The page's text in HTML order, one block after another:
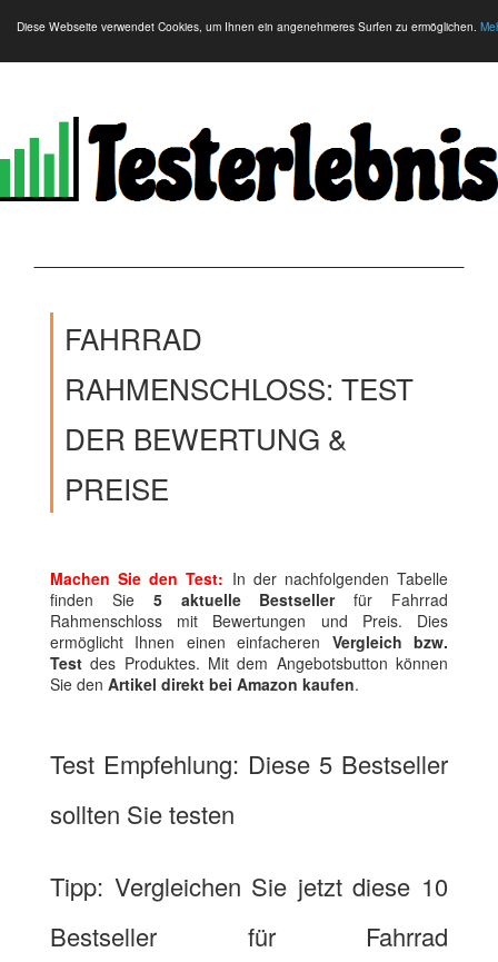
Diese Webseite verwendet Cookies, um Ihnen ein angenehmeres Surfen zu ermöglichen.
FAHRRAD
RAHMENSCHLOSS: TEST
DER BEWERTUNG &
PREISE
Machen Sie den Test: In der nachfolgenden Tabelle
finden Sie5 aktuelle Bestsellerfür Fahrrad
Rahmenschloss mit Bewertungen und Preis. Dies
ermöglicht Ihnen einen einfacheren Vergleich bzw.
Test des Produktes. Mit dem Angebotsbutton können
Sie den Artikel direkt bei Amazon kaufen.
Test Empfehlung: Diese 5 Bestseller
sollten Sie testen
Tipp: Vergleichen Sie jetzt diese 10
Bestseller für Fahrrad